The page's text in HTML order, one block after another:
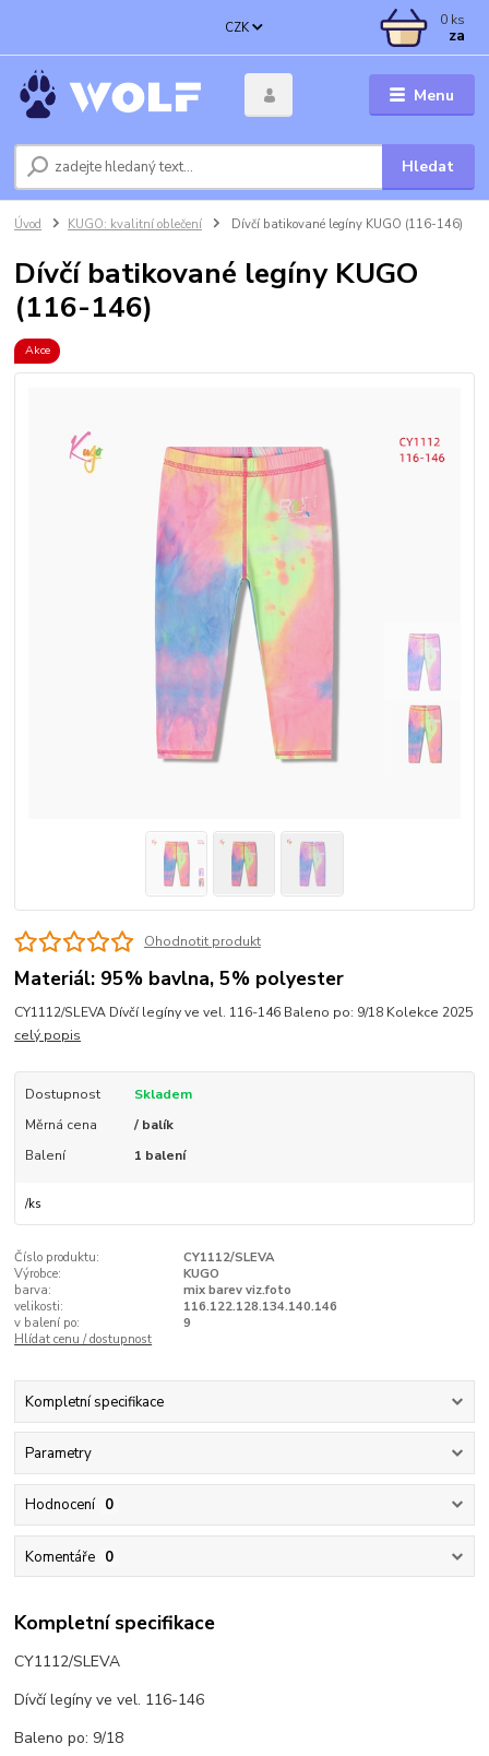
Menu
CZK
Hledat
0 ks
za
Úvod KUGO: kvalitní oblečení Dívčí batikované legíny KUGO (116-146)
Dívčí batikované legíny KUGO
(116-146)
Akce
Ohodnotit produkt
Materiál: 95% bavlna, 5% polyester
CY1112/SLEVA Dívčí legíny ve vel. 116-146 Baleno po: 9/18 Kolekce 2025
celý popis
Dostupnost
Skladem
Měrná cena
/ balík
Balení
1 balení
/ks
Číslo produktu:
CY1112/SLEVA
Výrobce:
KUGO
barva:
mix barev viz.foto
velikosti:
116.122.128.134.140.146
v balení po:
9
Hlídat cenu / dostupnost
Kompletní specifikace
Parametry
Hodnocení 0
Komentáře 0
Kompletní specifikace
CY1112/SLEVA
Dívčí legíny ve vel. 116-146
Baleno po: 9/18